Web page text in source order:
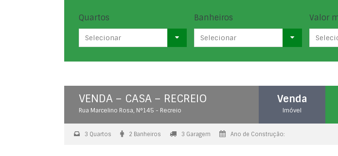
Quartos
Selecionar
Banheiros
Selecionar
Valor
VENDA – CASA – RECREIO
Rua Marcelino Rosa, N°145 - Recreio
Venda
Imóvel
3 Quartos 2 Banheiros 3 Garagem Ano de Construção: